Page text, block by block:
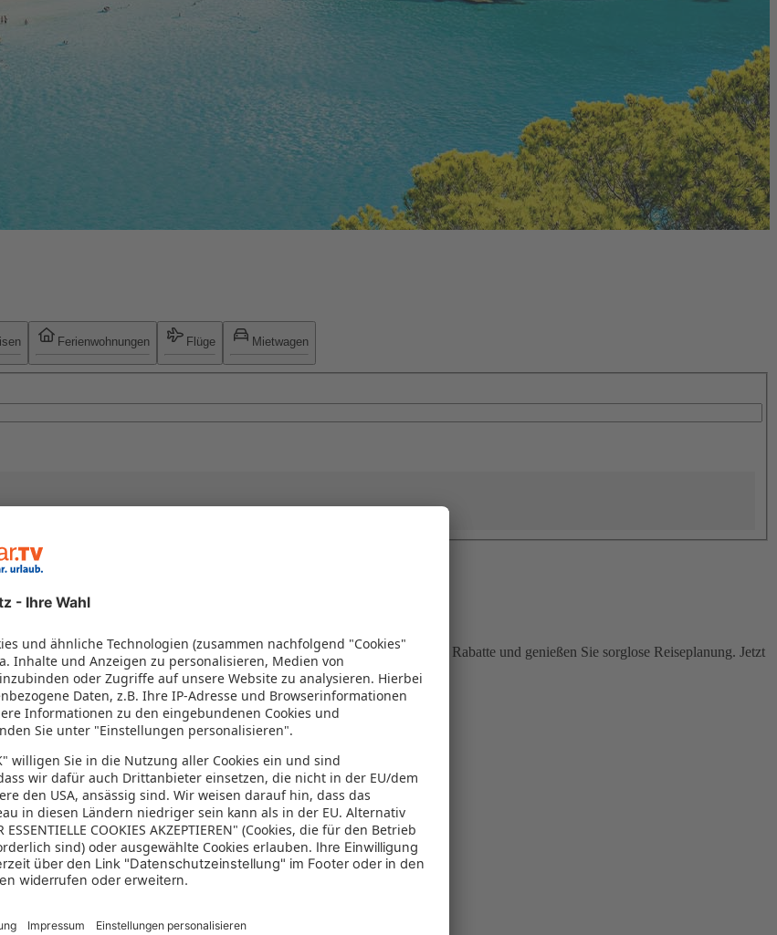
Ferienwohnungen Flüge Mietwagen
Paket kombiniert werden – das spart Zeit und Geld. Nutzen Sie attraktive Rabatte und genießen Sie sorglose Reiseplanung. Jetzt